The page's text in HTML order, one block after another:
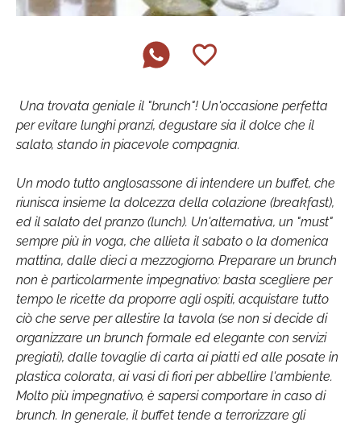
Una trovata geniale il "brunch"! Un'occasione perfetta
per evitare lunghi pranzi, degustare sia il dolce che il
salato, stando in piacevole compagnia.
Un modo tutto anglosassone di intendere un buffet, che
riunisca insieme la dolcezza della colazione (breakfast),
ed il salato del pranzo (lunch). Un'alternativa, un "must"
sempre più in voga, che allieta il sabato o la domenica
mattina, dalle dieci a mezzogiorno. Preparare un brunch
non è particolarmente impegnativo: basta scegliere per
tempo le ricette da proporre agli ospiti, acquistare tutto
ciò che serve per allestire la tavola (se non si decide di
organizzare un brunch formale ed elegante con servizi
pregiati), dalle tovaglie di carta ai piatti ed alle posate in
plastica colorata, ai vasi di fiori per abbellire l'ambiente.
Molto più impegnativo, è sapersi comportare in caso di
brunch. In generale, il buffet tende a terrorizzare gli